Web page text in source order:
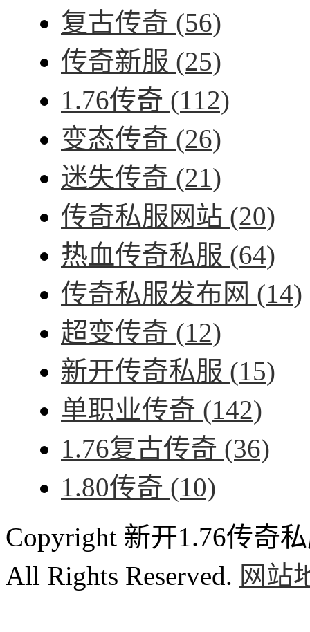
复古传奇 (56)
传奇新服 (25)
1.76传奇 (112)
变态传奇 (26)
迷失传奇 (21)
传奇私服网站 (20)
热血传奇私服 (64)
传奇私服发布网 (14)
超变传奇 (12)
新开传奇私服 (15)
单职业传奇 (142)
1.76复古传奇 (36)
1.80传奇 (10)
Copyright 新开1.76传奇
All Rights Reserved. 网站